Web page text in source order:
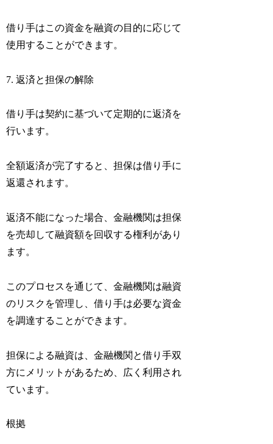
借り手はこの資金を融資の目的に応じて
使用することができます。
7. 返済と担保の解除
借り手は契約に基づいて定期的に返済を
行います。
全額返済が完了すると、担保は借り手に
返還されます。
返済不能になった場合、金融機関は担保
を売却して融資額を回収する権利があり
ます。
このプロセスを通じて、金融機関は融資
のリスクを管理し、借り手は必要な資金
を調達することができます。
担保による融資は、金融機関と借り手双
方にメリットがあるため、広く利用され
ています。
根拠